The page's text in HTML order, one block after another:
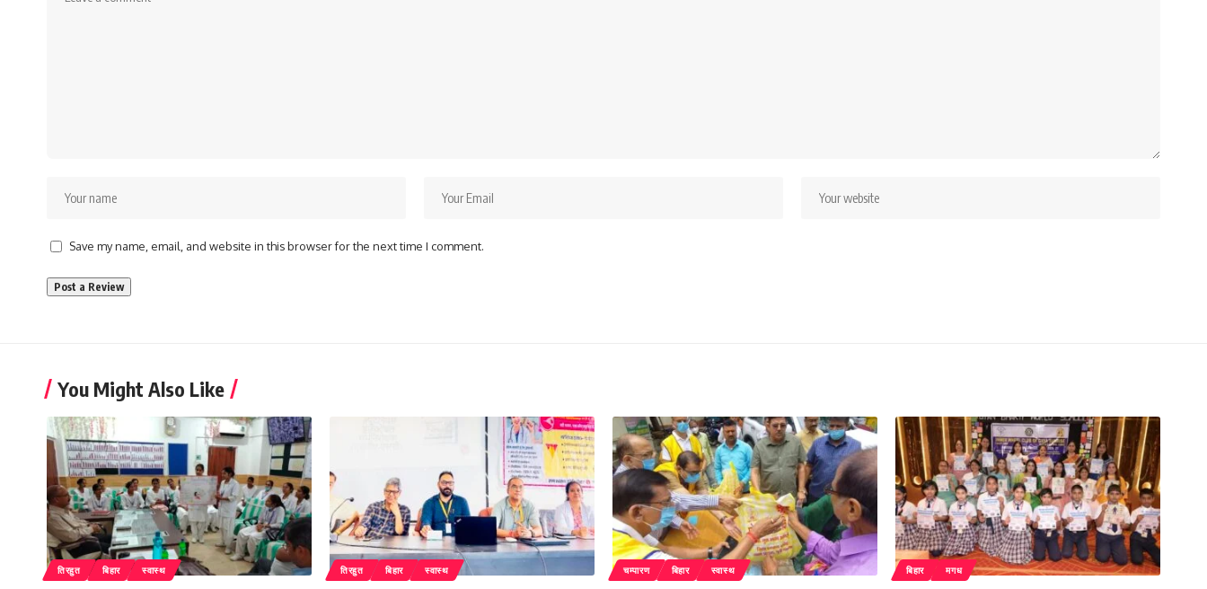
Save my name, email, and website in this browser for the next time I comment.
You Might Also Like
तिरहुत बिहार स्वास्थ तिरहुत बिहार स्वास्थ चम्पारण बिहार स्वास्थ बिहार मगध